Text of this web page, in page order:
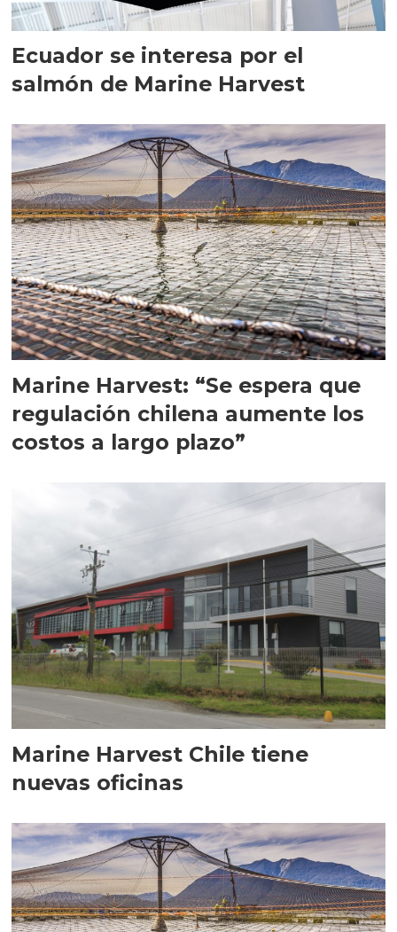
Ecuador se interesa por el
salmón de Marine Harvest
Marine Harvest: “Se espera que
regulación chilena aumente los
costos a largo plazo”
Marine Harvest Chile tiene
nuevas oficinas